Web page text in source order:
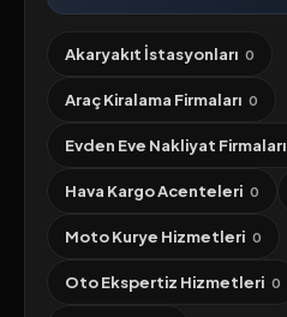
Akaryakıt İstasyonları 0
Araç Kiralama Firmaları 0
Evden Eve Nakliyat Firmaları
Hava Kargo Acenteleri 0
Moto Kurye Hizmetleri 0
Oto Ekspertiz Hizmetleri 0